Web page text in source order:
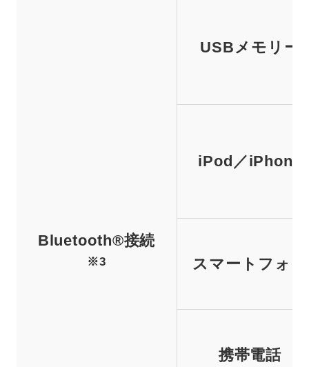
USBメモリー
Bluetooth®接続
※3
iPod／iPhone
スマートフォン
携帯電話